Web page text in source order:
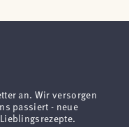
an. Wir versorgen
passiert - neue